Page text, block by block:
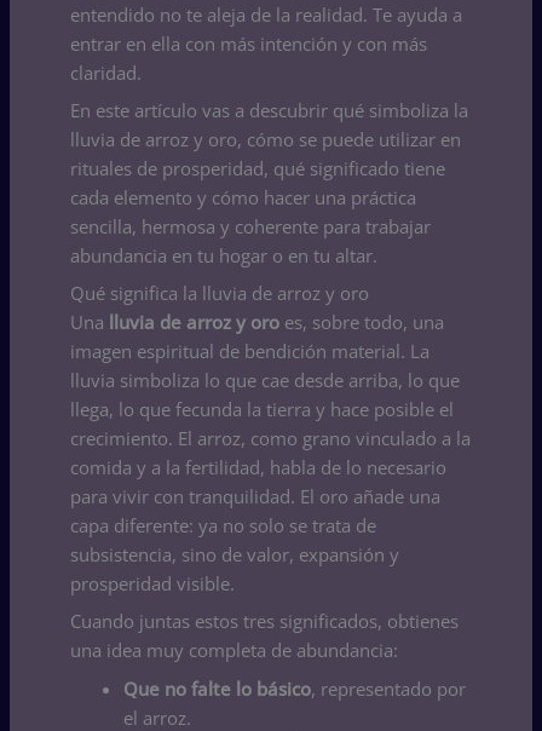
entendido no te aleja de la realidad. Te ayuda a
entrar en ella con más intención y con más
claridad.
En este artículo vas a descubrir qué simboliza la
lluvia de arroz y oro, cómo se puede utilizar en
rituales de prosperidad, qué significado tiene
cada elemento y cómo hacer una práctica
sencilla, hermosa y coherente para trabajar
abundancia en tu hogar o en tu altar.
Qué significa la lluvia de arroz y oro
Una lluvia de arroz y oroes, sobre todo, una
imagen espiritual de bendición material. La
lluvia simboliza lo que cae desde arriba, lo que
llega, lo que fecunda la tierra y hace posible el
crecimiento. El arroz, como grano vinculado a la
comida y a la fertilidad, habla de lo necesario
para vivir con tranquilidad. El oro añade una
capa diferente: ya no solo se trata de
subsistencia, sino de valor, expansión y
prosperidad visible.
Cuando juntas estos tres significados, obtienes
una idea muy completa de abundancia:
Que no falte lo básico, representado por
el arroz.